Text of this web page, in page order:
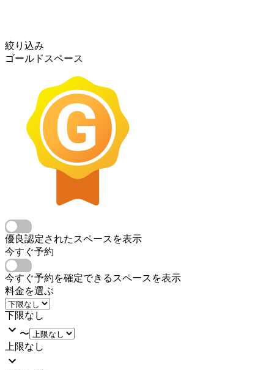
絞り込み
ゴールドスペース
優良認定されたスペースを表示
今すぐ予約
今すぐ予約を確定できるスペースを表示
料金を選ぶ
下限なし
〜
上限なし